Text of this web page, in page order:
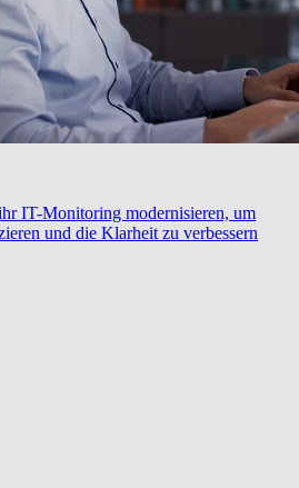
IT-Monitoring modernisieren, um
und die Klarheit zu verbessern